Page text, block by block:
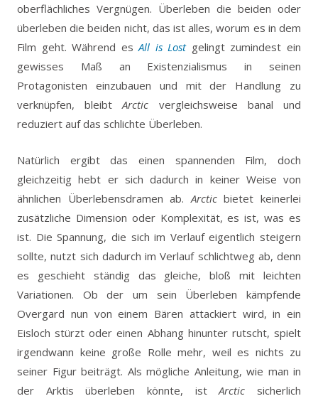
oberflächliches Vergnügen. Überleben die beiden oder
überleben die beiden nicht, das ist alles, worum es in dem
Film geht. Während esAll is Lostgelingt zumindest ein
gewisses Maß an Existenzialismus in seinen
Protagonisten einzubauen und mit der Handlung zu
verknüpfen, bleibtArctic vergleichsweise banal und
reduziert auf das schlichte Überleben.
Natürlich ergibt das einen spannenden Film, doch
gleichzeitig hebt er sich dadurch in keiner Weise von
ähnlichen Überlebensdramen ab. Arcticbietet keinerlei
zusätzliche Dimension oder Komplexität, es ist, was es
ist. Die Spannung, die sich im Verlauf eigentlich steigern
sollte, nutzt sich dadurch im Verlauf schlichtweg ab, denn
es geschieht ständig das gleiche, bloß mit leichten
Variationen. Ob der um sein Überleben kämpfende
Overgard nun von einem Bären attackiert wird, in ein
Eisloch stürzt oder einen Abhang hinunter rutscht, spielt
irgendwann keine große Rolle mehr, weil es nichts zu
seiner Figur beiträgt. Als mögliche Anleitung, wie man in
der Arktis überleben könnte, istArctic sicherlich